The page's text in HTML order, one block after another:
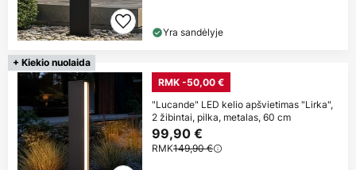
Yra sandėlyje
+ Kiekio nuolaida
RMK -50,00 €
"Lucande" LED kelio apšvietimas "Lirka",
2 žibintai, pilka, metalas, 60 cm
99,90 €
RMK149,90 €